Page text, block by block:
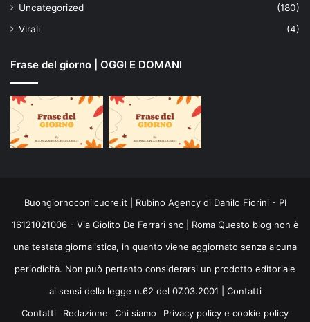
Uncategorized
(180)
Virali
(4)
Frase del giorno | OGGI E DOMANI
Buongiornoconilcuore.it | Rubino Agency di Danilo Fiorini - PI
16121021006 - Via Giolito De Ferrari snc | Roma Questo blog non è
una testata giornalistica, in quanto viene aggiornato senza alcuna
periodicità. Non può pertanto considerarsi un prodotto editoriale
ai sensi della legge n.62 del 07.03.2001 | Contatti
Contatti
Redazione Chi siamo Privacy policy e cookie policy